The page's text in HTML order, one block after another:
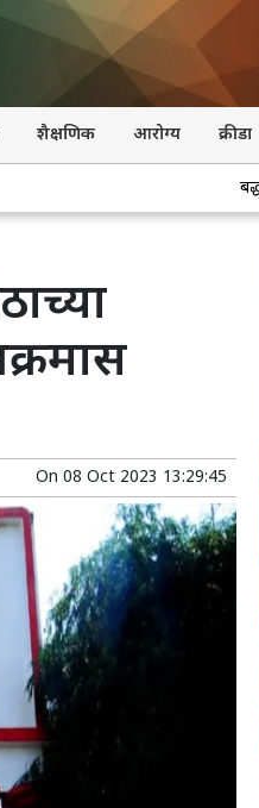
शैक्षणिक आरोग्य क्रीडा
बद्धकोष्ठतेमुळे
On 08 Oct 2023 13:29:45